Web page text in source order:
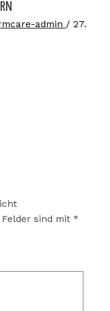
admin / 27.
sind mit *